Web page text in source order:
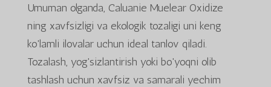
Umuman olganda, Caluanie Muelear Oxidize
ning xavfsizligi va ekologik tozaligi uni keng
ko'lamli ilovalar uchun ideal tanlov qiladi.
Tozalash, yog'sizlantirish yoki bo'yoqni olib
tashlash uchun xavfsiz va samarali yechim